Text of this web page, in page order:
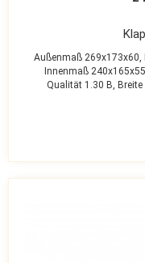
Außenmaß 269x173x60,
Innenmaß
Qualität 1.30 B,